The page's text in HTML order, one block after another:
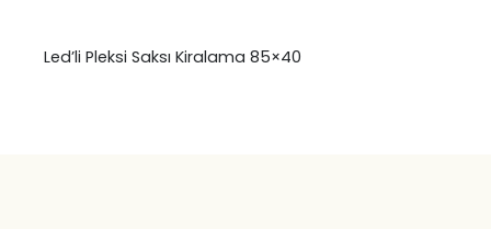
Led’li Pleksi Saksı Kiralama 85×40